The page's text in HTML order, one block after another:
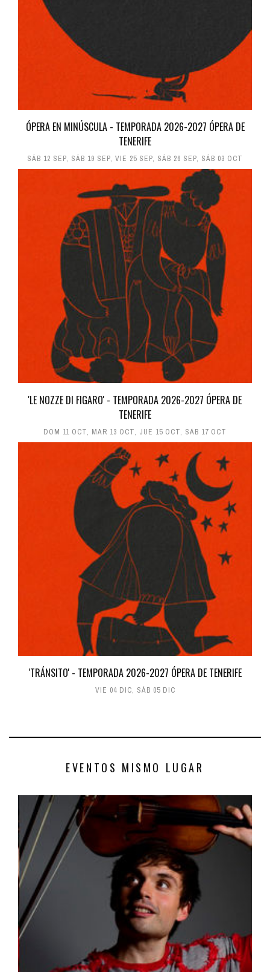
ÓPERA EN MINÚSCULA - TEMPORADA 2026-2027 ÓPERA DE
TENERIFE
SÁB 12 SEP, SÁB 19 SEP, VIE 25 SEP, SÁB 26 SEP, SÁB 03 OCT
'LE NOZZE DI FIGARO' - TEMPORADA 2026-2027 ÓPERA DE
TENERIFE
DOM 11 OCT, MAR 13 OCT, JUE 15 OCT, SÁB 17 OCT
'TRÁNSITO' - TEMPORADA 2026-2027 ÓPERA DE TENERIFE
VIE 04 DIC, SÁB 05 DIC
EVENTOS MISMO LUGAR